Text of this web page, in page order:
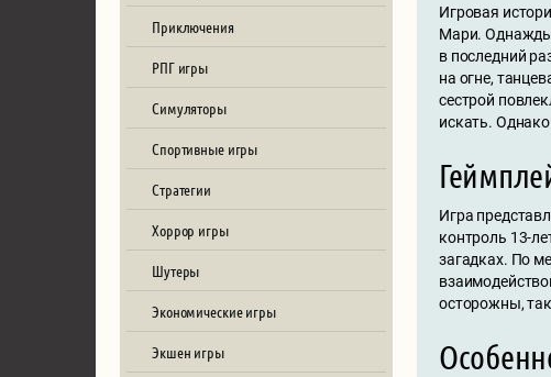
Приключения
РПГ игры
Симуляторы
Спортивные игры
Стратегии
Хоррор игры
Шутеры
Экономические игры
Экшен игры
Игровая
Мари. Однажды
в последний
на огне,
сестрой
искать.
Игра
контроль 13-
загадках. По
осторожны,